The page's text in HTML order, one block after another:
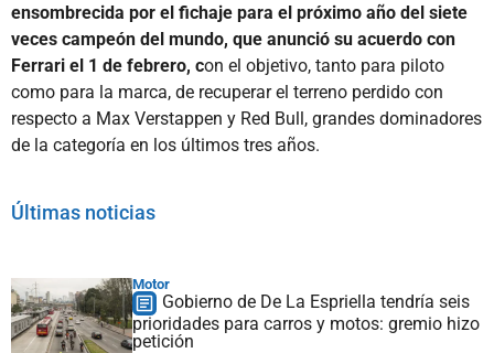
ensombrecida por el fichaje para el próximo año del siete
veces campeón del mundo, que anunció su acuerdo con
Ferrari el 1 de febrero, con el objetivo, tanto para piloto
como para la marca, de recuperar el terreno perdido con
respecto a Max Verstappen y Red Bull, grandes dominadores
de la categoría en los últimos tres años.
Últimas noticias
Motor
Gobierno de De La Espriella tendría seis
prioridades para carros y motos: gremio hizo
petición